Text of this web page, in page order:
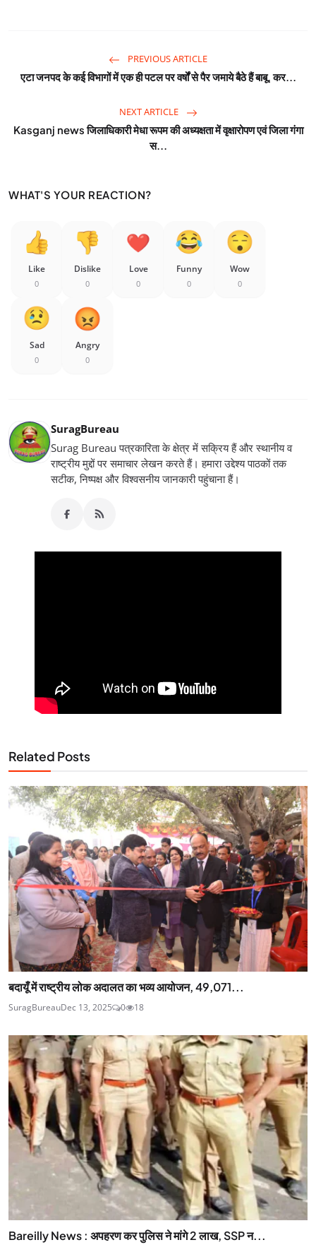
PREVIOUS ARTICLE
एटा जनपद के कई विभागों में एक ही पटल पर वर्षों से पैर जमाये बैठे हैं बाबू, कर...
NEXT ARTICLE
Kasganj news जिलाधिकारी मेधा रूपम की अध्यक्षता में वृक्षारोपण एवं जिला गंगा
स...
WHAT'S YOUR REACTION?
Like
0
Dislike
0
Love
0
Funny
0
Wow
0
Sad
0
Angry
0
SuragBureau
Surag Bureau पत्रकारिता के क्षेत्र में सक्रिय हैं और स्थानीय व
राष्ट्रीय मुद्दों पर समाचार लेखन करते हैं। हमारा उद्देश्य पाठकों तक
सटीक, निष्पक्ष और विश्वसनीय जानकारी पहुंचाना हैं।
Related Posts
बदायूँ में राष्ट्रीय लोक अदालत का भव्य आयोजन, 49,071...
SuragBureauDec 13, 2025 0 18
Bareilly News : अपहरण कर पुलिस ने मांगे 2 लाख, SSP न...